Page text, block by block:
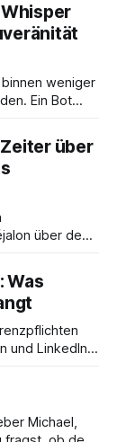
weniger
Ein Bot
Das
unter
über
über den
und hat
Gespräch ist
zum Thema
Was
und LinkedIn-
sei. Das